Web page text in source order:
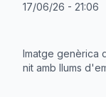
17/06/26 - 21:06
Imatge genèrica
nit amb llums